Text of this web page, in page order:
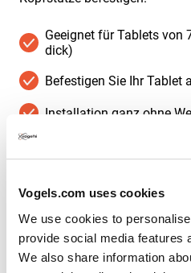
Vogels.com uses cookies
We use cookies to
provide social media features
We also share information
Geeignet für Tablets von
dick)
Befestigen Sie Ihr Tablet
Installation ganz ohne
Genießen Sie Ihr Tablet
im Querformat
Befestigen Sie die
beliebigen Tablet und
Tablet-Halterungen für